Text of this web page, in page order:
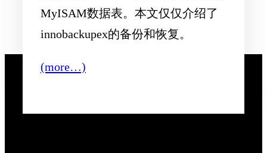
MyISAM数据表。本文仅仅介绍了
innobackupex的备份和恢复。
(more…)